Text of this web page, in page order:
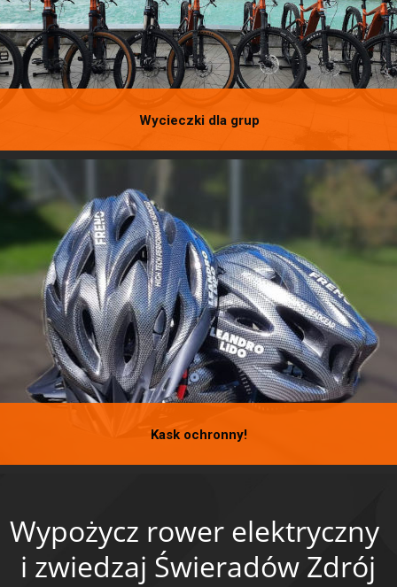
Wycieczki dla grup
Organizujemy wycieczki dla grup zorganizowanych. Planujesz firmowy
Kask ochronny!
Wypożycz rower elektryczny
i zwiedzaj Świeradów Zdrój